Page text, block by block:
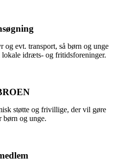
evt. transport, så børn og unge
idræts- og fritidsforeninger.
støtte og frivillige, der vil gøre
børn og unge.